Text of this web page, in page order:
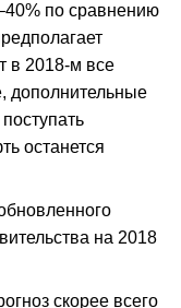
по сравнению
в 2018-м все
дополнительные
останется
на 2018
скорее всего